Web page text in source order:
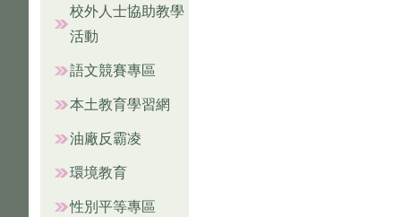
校外人士協助教學
活動
語文競賽專區
本土教育學習網
油廠反霸凌
環境教育
性別平等專區